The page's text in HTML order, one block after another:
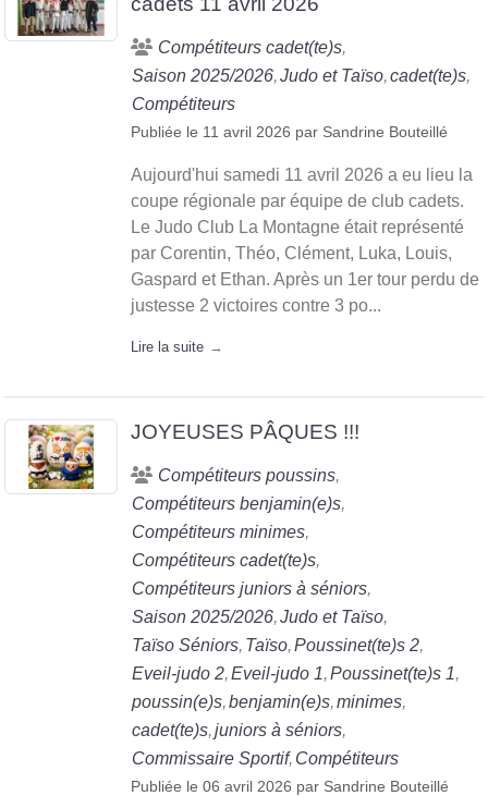
Compétiteurs cadet(te)s
Saison 2025/2026 Judo et Taïso cadet(te)s
Compétiteurs
Publiée le 11 avril 2026 par Sandrine Bouteillé
Aujourd'hui samedi 11 avril 2026 a eu lieu la
coupe régionale par équipe de club cadets.
Le Judo Club La Montagne était représenté
par Corentin, Théo, Clément, Luka, Louis,
Gaspard et Ethan. Après un 1er tour perdu de
justesse 2 victoires contre 3 po...
Lire la suite
JOYEUSES PÂQUES !!!
Compétiteurs poussins
Compétiteurs benjamin(e)s
Compétiteurs minimes
Compétiteurs cadet(te)s
Compétiteurs juniors à séniors
Saison 2025/2026 Judo et Taïso
Taïso Séniors Taïso Poussinet(te)s 2
Eveil-judo 2 Eveil-judo 1 Poussinet(te)s 1
poussin(e)s benjamin(e)s minimes
cadet(te)s juniors à séniors
Commissaire Sportif Compétiteurs
Publiée le 06 avril 2026 par Sandrine Bouteillé